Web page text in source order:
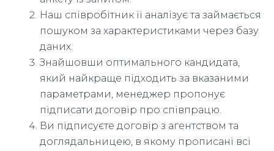
Наш співробітник її аналізує та займається
пошуком за характеристиками через базу
даних.
Знайшовши оптимального кандидата,
який найкраще підходить за вказаними
параметрами, менеджер пропонує
підписати договір про співпрацю.
Ви підписуєте договір з агентством та
доглядальницею, в якому прописані всі